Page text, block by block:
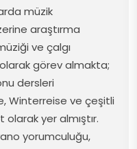
müzik
araştırma
ve çalgı
olarakgörevalmakta;
dersleri
, Winterreise ve çeşitli
olarakyeralmıştır.
yorumculuğu,